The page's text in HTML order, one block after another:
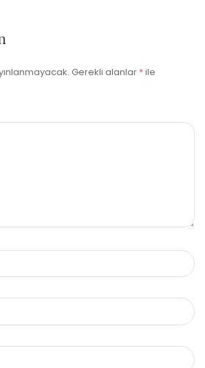
Gerekli alanlar *ile